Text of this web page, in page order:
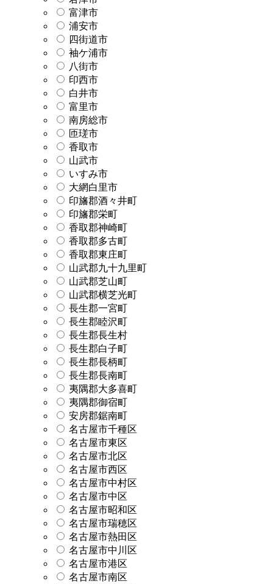
富津市
浦安市
四街道市
袖ケ浦市
八街市
印西市
白井市
富里市
南房総市
匝瑳市
香取市
山武市
いすみ市
大網白里市
印旛郡酒々井町
印旛郡栄町
香取郡神崎町
香取郡多古町
香取郡東庄町
山武郡九十九里町
山武郡芝山町
山武郡横芝光町
長生郡一宮町
長生郡睦沢町
長生郡長生村
長生郡白子町
長生郡長柄町
長生郡長南町
夷隅郡大多喜町
夷隅郡御宿町
安房郡鋸南町
名古屋市千種区
名古屋市東区
名古屋市北区
名古屋市西区
名古屋市中村区
名古屋市中区
名古屋市昭和区
名古屋市瑞穂区
名古屋市熱田区
名古屋市中川区
名古屋市港区
名古屋市南区